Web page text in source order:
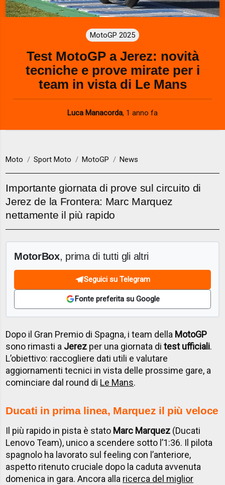
MotoGP 2025
Test MotoGP a Jerez: novità
tecniche e prove mirate per i
team in vista di Le Mans
Luca Manacorda, 1 anno fa
Moto Sport Moto MotoGP News
Importante giornata di prove sul circuito di
Jerez de la Frontera: Marc Marquez
nettamente il più rapido
MotorBox, prima di tutti gli altri
Seguici su Telegram
Fonte preferita su Google
Dopo il Gran Premio di Spagna, i team della MotoGP
sono rimasti a Jerez per una giornata ditest ufficiali.
L’obiettivo: raccogliere dati utili e valutare
aggiornamenti tecnici in vista delle prossime gare, a
cominciare dal round di Le Mans.
Ducati in prima linea, Marquez il più veloce
Il più rapido in pista è stato Marc Marquez (Ducati
Lenovo Team), unico a scendere sotto l’1:36. Il pilota
spagnolo ha lavorato sul feeling con l’anteriore,
aspetto ritenuto cruciale dopo la caduta avvenuta
domenica in gara. Ancora alla ricerca del miglior